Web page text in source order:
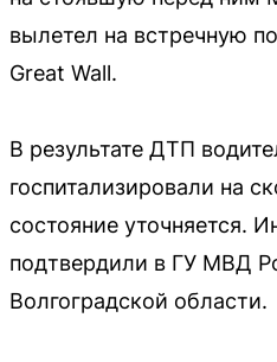
вылетел на встречную
Great Wall.
В результате ДТП
госпитализировали на
состояние уточняется.
подтвердили в ГУ МВД
Волгоградской области.